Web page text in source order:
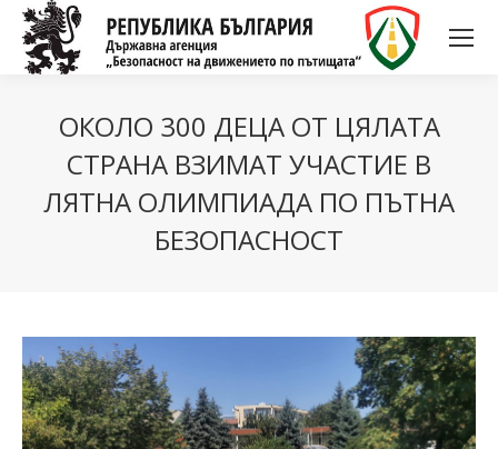
ОКОЛО 300 ДЕЦА ОТ ЦЯЛАТА
СТРАНА ВЗИМАТ УЧАСТИЕ В
ЛЯТНА ОЛИМПИАДА ПО ПЪТНА
БЕЗОПАСНОСТ